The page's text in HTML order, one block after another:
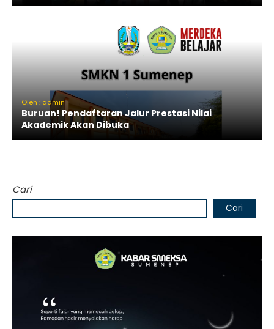
Oleh : admin
Buruan! Pendaftaran Jalur Prestasi Nilai
Akademik Akan Dibuka
Cari
Cari